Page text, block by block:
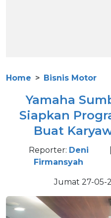
Home Bisnis Motor
Yamaha
Siapkan
Buat
Reporter: Deni
Firmansyah
Jumat 27-05-